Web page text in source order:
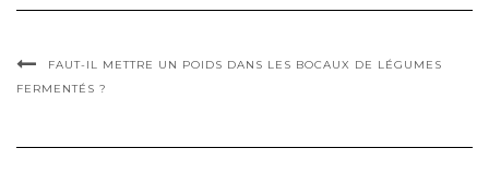
FAUT-IL METTRE UN POIDS DANS LES BOCAUX DE LÉGUMES
FERMENTÉS ?